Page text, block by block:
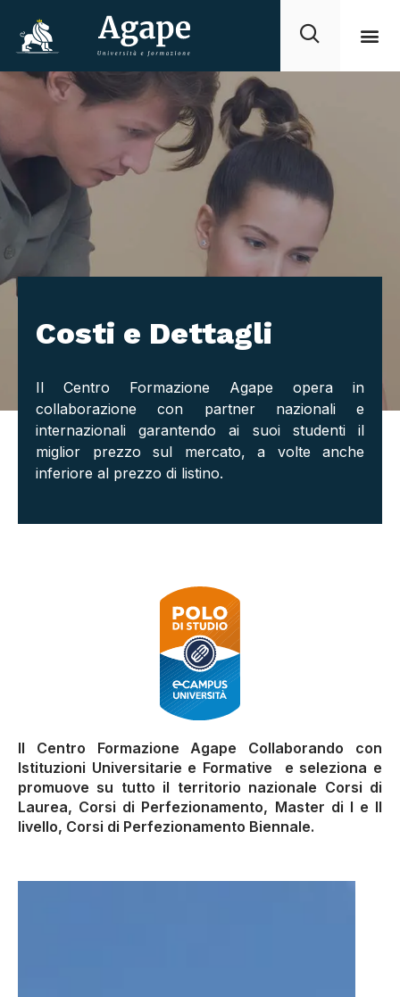
Costi e Dettagli
Il Centro Formazione Agape opera in
collaborazione con partner nazionali e
internazionali garantendo ai suoi studenti il
miglior prezzo sul mercato, a volte anche
inferiore al prezzo di listino.
Il Centro Formazione Agape Collaborando con
Istituzioni Universitarie e Formative e seleziona e
promuove su tutto il territorio nazionale Corsi di
Laurea, Corsi di Perfezionamento, Master di I e II
livello, Corsi di Perfezionamento Biennale.